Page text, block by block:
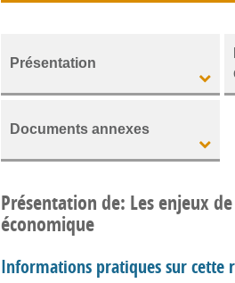
Présentation
Documents annexes
Présentation de: Les enjeux
économique
Informations pratiques sur cette